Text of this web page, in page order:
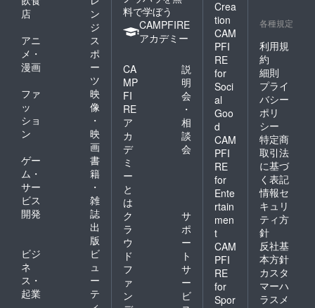
店
ン
ジ
アニ
メ・
漫画
ス
ポ
ー
ツ
ファ
ッ
ショ
ン
映
像
・
映
画
ゲー
ム・
サー
ビス
開発
書
籍
・
雑
誌
出
版
ビジ
ネ
ス・
起業
ビ
ュ
ー
テ
料で学ぼう
CAMPFIRE
アカデミー
CA
MP
FI
RE
ア
カ
デ
ミ
ー
と
は
説
明
会
・
相
談
会
ク
ラ
ウ
ド
フ
ァ
ン
サ
ポ
ー
ト
サ
ー
ビ
Crea
tion
CAM
PFI
RE
for
Soci
al
Goo
d
CAM
PFI
RE
for
Ente
rtain
men
t
CAM
PFI
RE
for
Spor
各種規定
利用規
約
細則
プライ
バシー
ポリ
シー
特定商
取引法
に基づ
く表記
情報セ
キュリ
ティ方
針
反社基
本方針
カスタ
マーハ
ラスメ